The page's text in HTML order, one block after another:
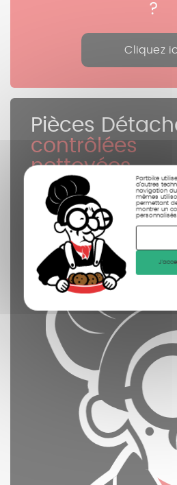
Partbike
d’autres
navigation
mêmes
permettant
montrer un
personnalisés.
?
Cliquez
Pièces
contrôlées
nettoyées